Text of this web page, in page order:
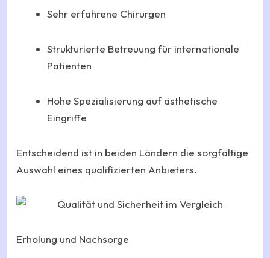
Sehr erfahrene Chirurgen
Strukturierte Betreuung für internationale
Patienten
Hohe Spezialisierung auf ästhetische
Eingriffe
Entscheidend ist in beiden Ländern die sorgfältige
Auswahl eines qualifizierten Anbieters.
Erholung und Nachsorge